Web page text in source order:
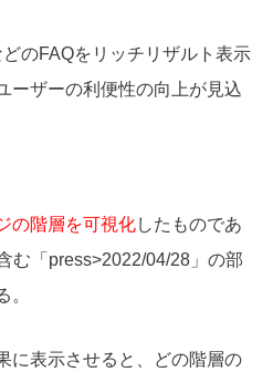
のFAQをリッチリザルト表示
ーザーの利便性の向上が見込
の階層を可視化したものであ
む「press>2022/04/28」の部
。
に表示させると、どの階層の